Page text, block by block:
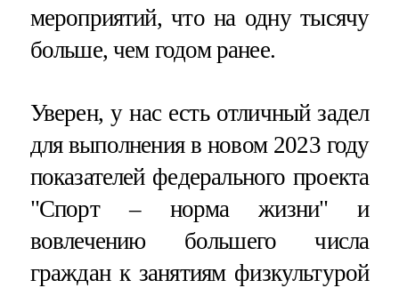
мероприятий, что на одну тысячу
больше, чем годом ранее.
Уверен, у нас есть отличный задел
для выполнения в новом 2023 году
показателей федерального проекта
"Спорт – норма жизни" и
вовлечению большего числа
граждан к занятиям физкультурой